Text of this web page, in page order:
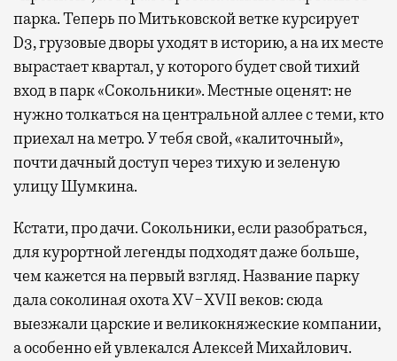
парка. Теперь по Митьковской ветке курсирует
D3, грузовые дворы уходят в историю, а на их месте
вырастает квартал, у которого будет свой тихий
вход в парк «Сокольники». Местные оценят: не
нужно толкаться на центральной аллее с теми, кто
приехал на метро. У тебя свой, «калиточный»,
почти дачный доступ через тихую и зеленую
улицу Шумкина.
Кстати, про дачи. Сокольники, если разобраться,
для курортной легенды подходят даже больше,
чем кажется на первый взгляд. Название парку
дала соколиная охота XV−XVII веков: сюда
выезжали царские и великокняжеские компании,
а особенно ей увлекался Алексей Михайлович.